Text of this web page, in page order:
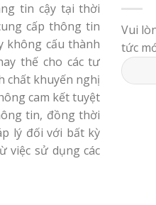
tin cậy tại thời
cấp thông tin
không cấu thành
thế cho các tư
chất khuyến nghị
cam kết tuyệt
tin, đồng thời
lý đối với bất kỳ
việc sử dụng các
Vui
tức